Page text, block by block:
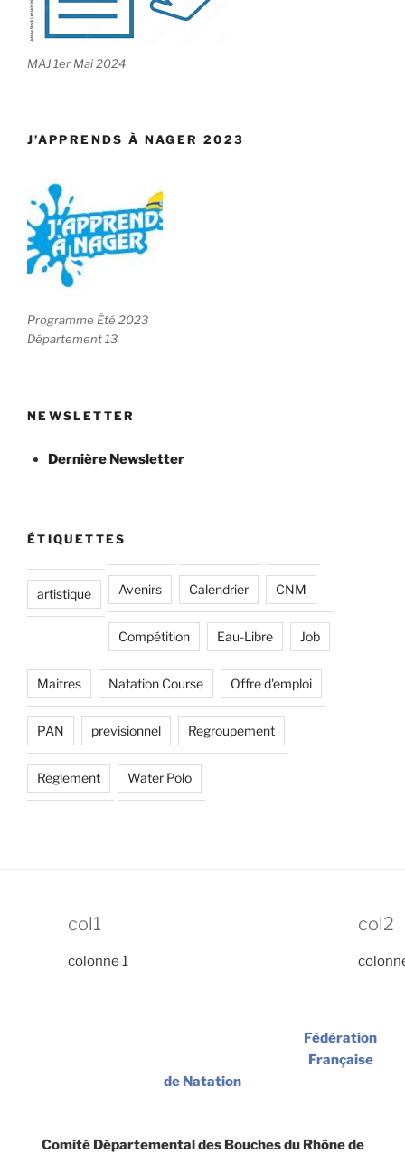
MAJ 1er Mai 2024
J’APPRENDS À NAGER 2023
Programme Été 2023
Département 13
NEWSLETTER
Dernière Newsletter
ÉTIQUETTES
artistique Avenirs Calendrier CNM
Compétition Eau-Libre Job
Maitres Natation Course Offre d'emploi
PAN previsionnel Regroupement
Règlement Water Polo
col1
colonne 1
col2
Fédération
Française
de Natation
Comité Départemental des Bouches du Rhône de